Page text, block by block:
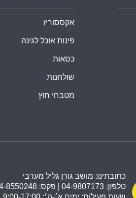
אקססוריז
פינות אוכל לגינה
כסאות
שולחנות
מטבחי חוץ
כתובתינו: מושב גורן גליל מערבי
טלפון: 04-9807173 | פקס: 04-8550248